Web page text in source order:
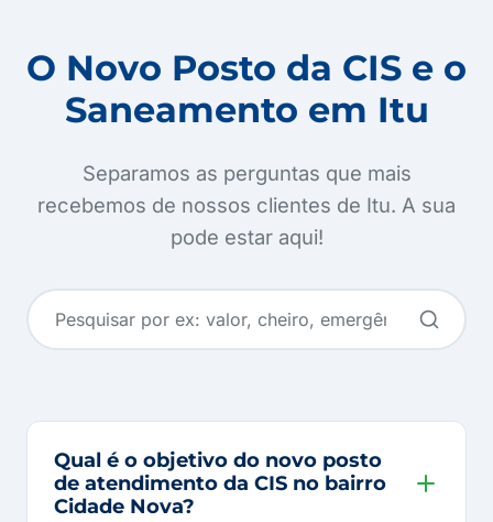
O Novo Posto da CIS e o
Saneamento em Itu
Separamos as perguntas que mais
recebemos de nossos clientes de Itu. A sua
pode estar aqui!
Qual é o objetivo do novo posto
de atendimento da CIS no bairro
Cidade Nova?